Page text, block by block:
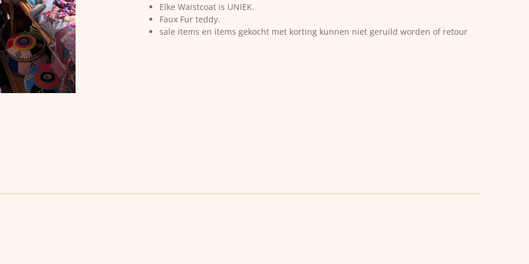
Elke Waistcoat is UNIEK.
Faux Fur teddy.
sale items en items gekocht met korting kunnen niet geruild worden of retour